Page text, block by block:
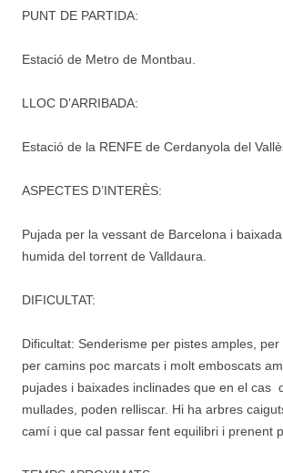
PUNT DE PARTIDA:
Estació de Metro de Montbau.
LLOC D’ARRIBADA:
Estació de la RENFE de Cerdanyola del
ASPECTES D’INTERÈS:
Pujada per la vessant de Barcelona i
humida del torrent de Valldaura.
DIFICULTAT:
Dificultat: Senderisme per pistes amples,
per camins poc marcats i molt emboscats
pujades i baixades inclinades que en el cas
mullades, poden relliscar. Hi ha arbres
camí i que cal passar fent equilibri i prenent